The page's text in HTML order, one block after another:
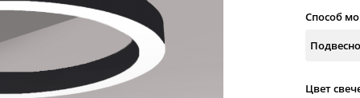
Способ
Цвет